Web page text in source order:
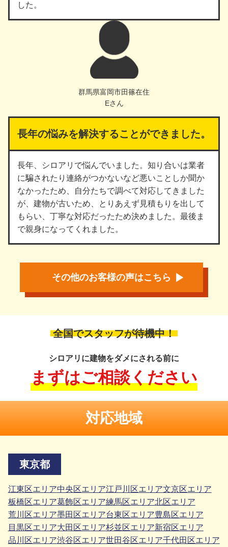
した。
群馬県富岡市田篠在住
Eさん
長年の悩みを解決することができました。
長年、シロアリで悩んでいました。知り合いは業者
に騙されたり連絡がつかないなど悪いことしか聞か
なかったため、自分たちで調べて対応してきました
が、建物が古いため、とりあえず見積もりを出して
もらい、丁寧な対応だったため決めました。最後ま
で親身になってくれました。
その他のお客様の声はこちら
全国でスタッフが待機中！
シロアリに建物をダメにされる前に
まずはご相談ください
対応地域
東京都
江東区エリア中央区エリア江戸川区エリア文京区エリア
板橋区エリア葛飾区エリア練馬区エリア北区エリア
荒川区エリア墨田区エリア台東区エリア豊島区エリア
目黒区エリア大田区エリア杉並区エリア新宿区エリア
品川区エリア渋谷区エリア世田谷区エリア千代田区エリア